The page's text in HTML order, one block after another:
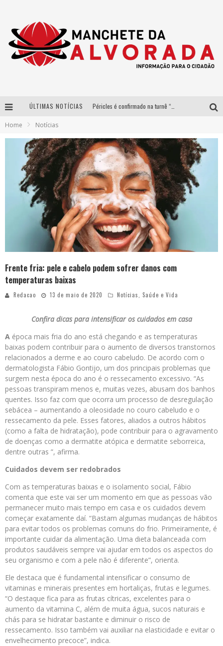
ÚLTIMAS NOTÍCIAS
Yan traz a turnê nacional do PagodYANdo para Belo Horizonte
Home Notícias
Frente fria: pele e cabelo podem sofrer danos com
temperaturas baixas
Redacao 13 de maio de 2020 Notícias, Saúde e Vida
Confira dicas para intensificar os cuidados em casa
A época mais fria do ano está chegando e as temperaturas
baixas podem contribuir para o aumento de diversos transtornos
relacionados a derme e ao couro cabeludo. De acordo com o
dermatologista Fábio Gontijo, um dos principais problemas que
surgem nesta época do ano é o ressecamento excessivo. “As
pessoas transpiram menos e, muitas vezes, abusam dos banhos
quentes. Isso faz com que ocorra um processo de desregulação
sebácea – aumentando a oleosidade no couro cabeludo e o
ressecamento da pele. Esses fatores, aliados a outros hábitos
(como a falta de hidratação), pode contribuir para o agravamento
de doenças como a dermatite atópica e dermatite seborreica,
dentre outras ”, afirma.
Cuidados devem ser redobrados
Com as temperaturas baixas e o isolamento social, Fábio
comenta que este vai ser um momento em que as pessoas vão
permanecer muito mais tempo em casa e os cuidados devem
começar exatamente daí. “Bastam algumas mudanças de hábitos
para evitar todos os problemas comuns do frio. Primeiramente, é
importante cuidar da alimentação. Uma dieta balanceada com
produtos saudáveis sempre vai ajudar em todos os aspectos do
seu organismo e com a pele não é diferente”, orienta.
Ele destaca que é fundamental intensificar o consumo de
vitaminas e minerais presentes em hortaliças, frutas e legumes.
“O destaque fica para as frutas cítricas, excelentes para o
aumento da vitamina C, além de muita água, sucos naturais e
chás para se hidratar bastante e diminuir o risco de
ressecamento. Isso também vai auxiliar na elasticidade e evitar o
envelhecimento precoce”, indica.